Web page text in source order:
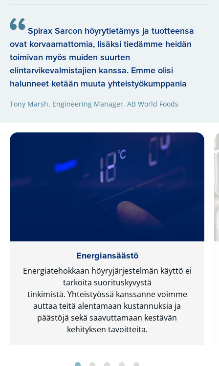
Spirax Sarcon höyrytietämys ja tuotteensa
ovat korvaamattomia, lisäksi tiedämme heidän
toimivan myös muiden suurten
elintarvikevalmistajien kanssa. Emme olisi
halunneet ketään muuta yhteistyökumppania
Tony Marsh, Engineering Manager, AB World Foods
Energiansäästö
Energiatehokkaan höyryjärjestelmän käyttö ei
tarkoita suorituskyvystä
tinkimistä. Yhteistyössä kanssanne voimme
auttaa teitä alentamaan kustannuksia ja
päästöjä sekä saavuttamaan kestävän
kehityksen tavoitteita.